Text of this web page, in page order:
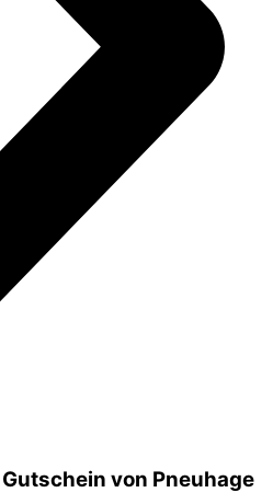
von Pneuhage